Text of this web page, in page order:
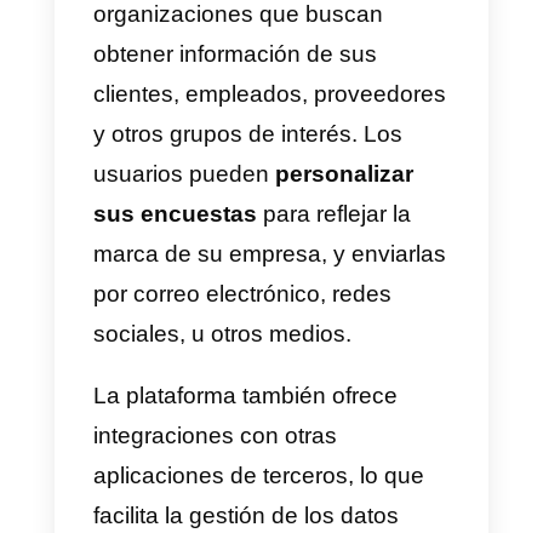
plataforma ofrece una amplia
variedad de herramientas y
características, incluyendo la
creación de encuestas
personalizadas, la incorporación
de lógica condicional para
preguntas específicas, la
informes y análisis de datos en
tiempo real.